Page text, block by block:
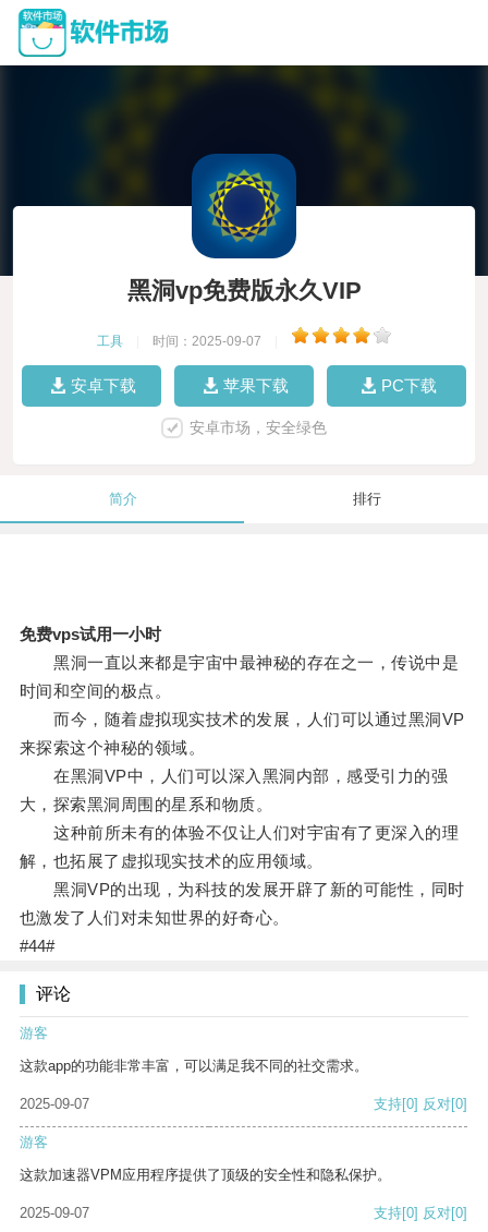
黑洞vp免费版永久VIP
工具 时间：2025-09-07
安卓下载 苹果下载 PC下载
安卓市场，安全绿色
简介 排行
免费vps试用一小时
黑洞一直以来都是宇宙中最神秘的存在之一，传说中是
时间和空间的极点。
而今，随着虚拟现实技术的发展，人们可以通过黑洞VP
来探索这个神秘的领域。
在黑洞VP中，人们可以深入黑洞内部，感受引力的强
大，探索黑洞周围的星系和物质。
这种前所未有的体验不仅让人们对宇宙有了更深入的理
解，也拓展了虚拟现实技术的应用领域。
黑洞VP的出现，为科技的发展开辟了新的可能性，同时
也激发了人们对未知世界的好奇心。
#44#
评论
游客
这款app的功能非常丰富，可以满足我不同的社交需求。
2025-09-07 支持[0] 反对[0]
游客
这款加速器VPM应用程序提供了顶级的安全性和隐私保护。
2025-09-07 支持[0] 反对[0]